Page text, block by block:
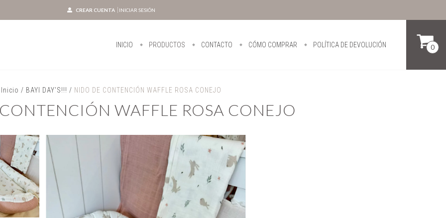
CREAR CUENTA INICIAR SESIÓN
INICIO PRODUCTOS CONTACTO CÓMO COMPRAR POLÍTICA DE DEVOLUCIÓN 0
Inicio / BAYI DAY'S!!! / NIDO DE CONTENCIÓN WAFFLE ROSA CONEJO
WAFFLE ROSA CONEJO